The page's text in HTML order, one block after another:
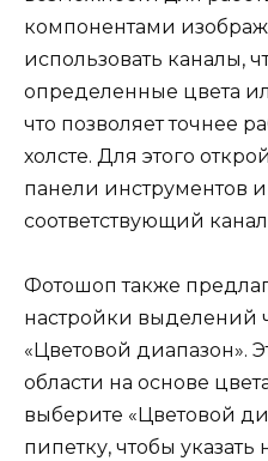
компонентами
использовать каналы,
определенные цвета
что позволяет точнее
холсте. Для этого
панели инструментов
соответствующий
Фотошоп также
настройки выделений
«Цветовой диапазон».
области на основе
выберите «Цветовой
пипетку, чтобы